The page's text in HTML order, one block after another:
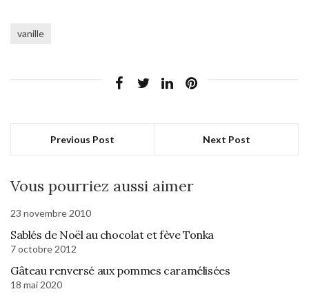
vanille
Previous Post Next Post
Vous pourriez aussi aimer
23 novembre 2010
Sablés de Noël au chocolat et fève Tonka
7 octobre 2012
Gâteau renversé aux pommes caramélisées
18 mai 2020